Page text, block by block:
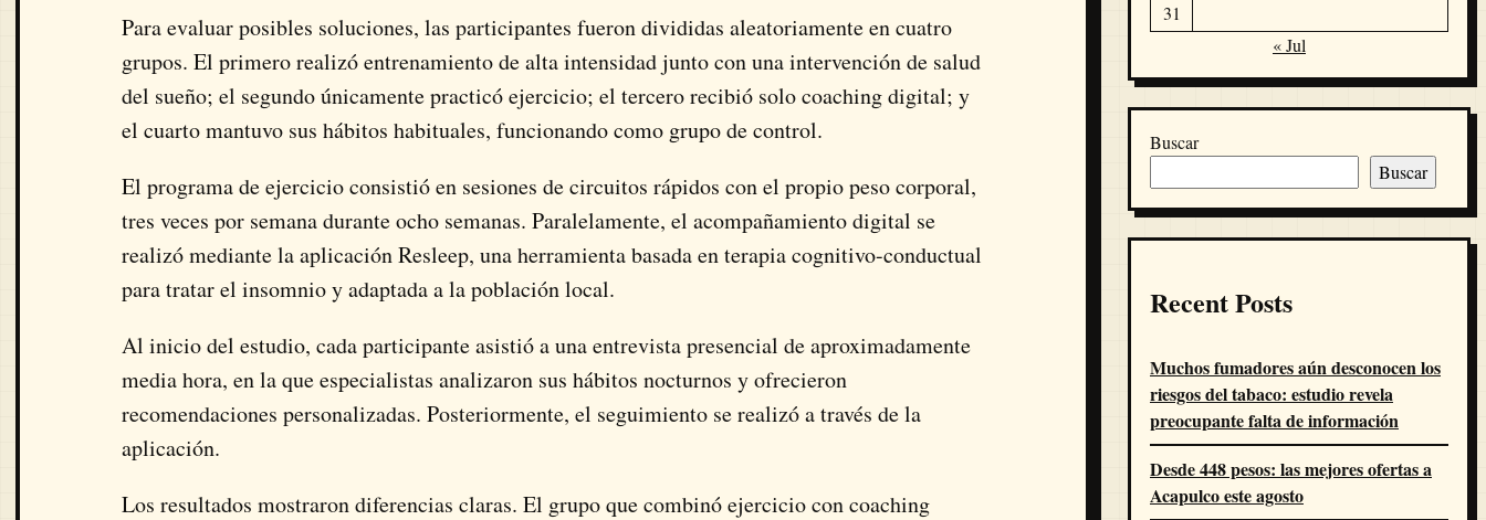
Para evaluar posibles soluciones, las participantes fueron divididas aleatoriamente en cuatro
grupos. El primero realizó entrenamiento de alta intensidad junto con una intervención de salud
del sueño; el segundo únicamente practicó ejercicio; el tercero recibió solo coaching digital; y
el cuarto mantuvo sus hábitos habituales, funcionando como grupo de control.
El programa de ejercicio consistió en sesiones de circuitos rápidos con el propio peso corporal,
tres veces por semana durante ocho semanas. Paralelamente, el acompañamiento digital se
realizó mediante la aplicaciónResleep, una herramienta basada en terapia cognitivo-conductual
para tratar el insomnio y adaptada a la población local.
Al inicio del estudio, cada participante asistió a una entrevista presencial de aproximadamente
media hora, en la que especialistas analizaron sus hábitos nocturnos y ofrecieron
recomendaciones personalizadas. Posteriormente, el seguimiento se realizó a través de la
aplicación.
Los resultados mostraron diferencias claras. El grupo que combinó ejercicio con coaching
31
« Jul
Buscar
Buscar
Recent Posts
Muchos fumadores aún desconocen los
riesgos del tabaco: estudio revela
preocupante falta de información
Desde 448 pesos: las mejores ofertas a
Acapulco este agosto